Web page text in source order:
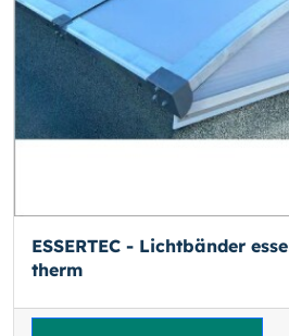
ESSERTEC - Lichtbänder
therm